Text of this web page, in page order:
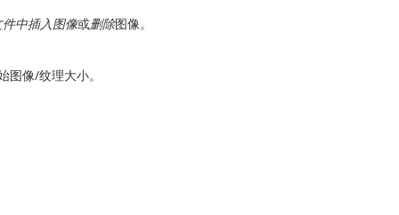
件中插入图像或删除图像。
像/纹理大小。